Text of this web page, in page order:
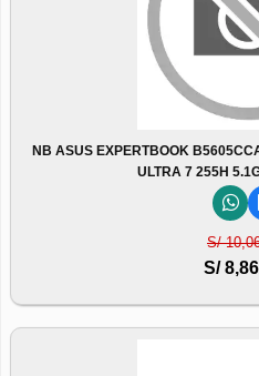
NB ASUS EXPERTBOOK
ULTRA 7 255H
S/
S/